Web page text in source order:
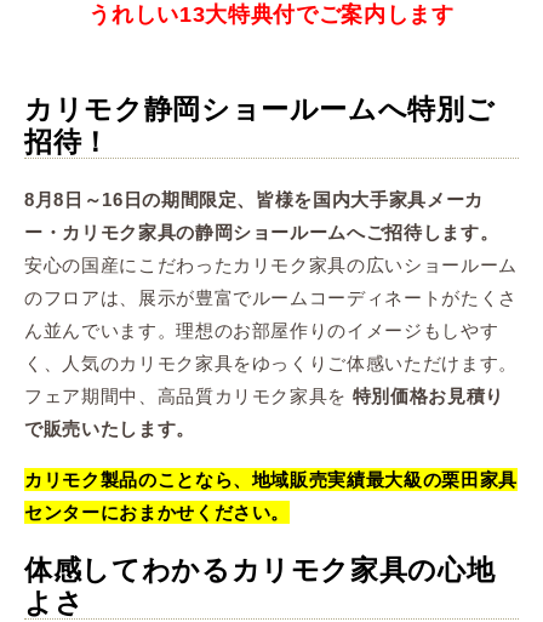
うれしい13大特典付でご案内します
カリモク静岡ショールームへ特別ご
招待！
8月8日～16日の期間限定、皆様を国内大手家具メーカ
ー・カリモク家具の静岡ショールームへご招待します。
安心の国産にこだわったカリモク家具の広いショールーム
のフロアは、展示が豊富でルームコーディネートがたくさ
ん並んでいます。理想のお部屋作りのイメージもしやす
く、人気のカリモク家具をゆっくりご体感いただけます。
フェア期間中、高品質カリモク家具を 特別価格お見積り
で販売いたします。
カリモク製品のことなら、地域販売実績最大級の栗田家具
センターにおまかせください。
体感してわかるカリモク家具の心地
よさ